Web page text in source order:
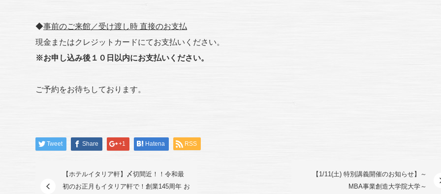
◆事前のご来館／受け渡し時 直接のお支払
現金またはクレジットカードにてお支払いください。
※お申し込み後１０日以内にお支払いください。
ご予約をお待ちしております。
Tweet Share +1 Hatena RSS
【ホテルイタリア軒】〆切間近！！令和最
初のお正月もイタリア軒で！創業145周年 お
【1/11(土) 特別講義開催のお知らせ】～
MBA事業創造大学院大学～